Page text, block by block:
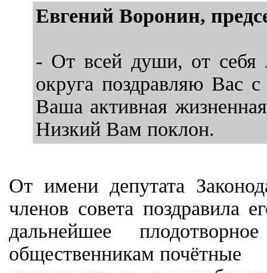
Евгений Воронин,
- От всей души, от себя
округа поздравляю Вас
Ваша активная
Низкий Вам поклон.
От имени депутата
членов совета
дальнейшее
общественникам почётные